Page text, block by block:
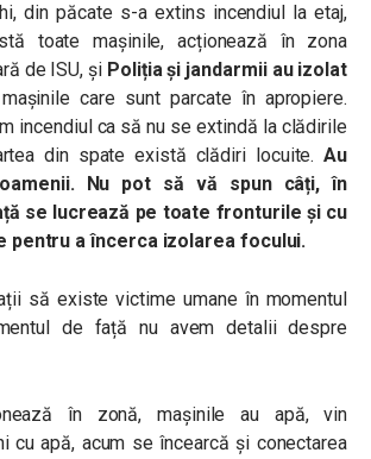
din păcate s-a extins incendiul la etaj,
toate mașinile, acționează în zona
de ISU, și Poliția și jandarmii au izolat
care sunt parcate în apropiere.
incendiul ca să nu se extindă la clădirile
din spate există clădiri locuite.Au
Nu pot să vă spun câți, în
se lucrează pe toate fronturile și cu
pentru a încerca izolarea focului.
să existe victime umane în momentul
de față nu avem detalii despre
în zonă, mașinile au apă, vin
cu apă, acum se încearcă și conectarea